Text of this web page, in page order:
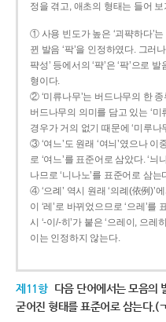
정을 겪고, 애초의 형태는 들어
① 사용 빈도가 높은 ‘괴퍅하다’
뀐 발음 ‘팍’을 인정하였다. 그러
퍅성’ 등에서의 ‘퍅’은 ‘팍’으로
형이다.
② ‘미류나무’는 버드나무의 한 종
버드나무의 의미를 담고 있는 ‘미
경우가 거의 없기 때문에 ‘미루나
③ ‘여느’도 원래 ‘여늬’였으나 이
로 ‘여느’를 표준어로 삼았다. ‘늬
나므로 ‘니나노’를 표준어로 삼는
④ ‘으례’ 역시 원래 ‘의례(依例)’
이 ‘레’로 바뀌었으므로 ‘으레’를
시 ‘-이/-히’가 붙은 ‘으레이, 으
이는 인정하지 않는다.
제11항 다음 단어에서는 모음의
굳어진 형태를 표준어로 삼는다.(